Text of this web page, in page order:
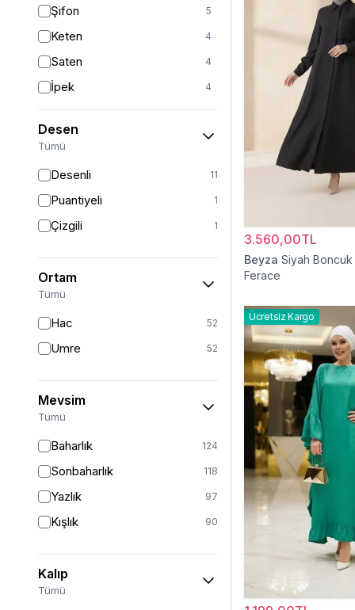
Şifon 5
Keten 4
Saten 4
İpek 4
Viskon 3
Tül 2
Desen
Tümü
Desenli 11
Puantiyeli 1
Çizgili 1
Ortam
Tümü
Hac 52
Umre 52
Mevsim
Tümü
Baharlık 124
Sonbaharlık 118
Yazlık 97
Kışlık 90
Kalıp
Tümü
3.560,00TL
Beyza Siyah Boncuk
Ferace
Ücretsiz Kargo